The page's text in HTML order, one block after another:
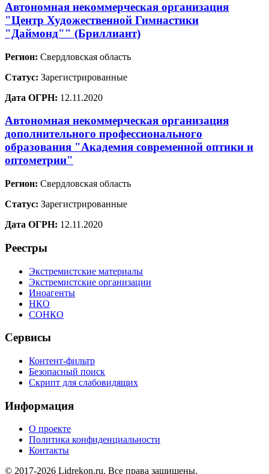
Автономная некоммерческая организация
"Центр Художественной Гимнастики
"Даймонд"" (Бриллиант)
Регион: Свердловская область
Статус: Зарегистрированные
Дата ОГРН: 12.11.2020
Автономная некоммерческая организация
дополнительного профессионального
образования "Академия современной оптики и
оптометрии"
Регион: Свердловская область
Статус: Зарегистрированные
Дата ОГРН: 12.11.2020
Реестры
Экстремистские материалы
Экстремистские организации
Иноагенты
НКО
СОНКО
Сервисы
Контент-фильтр
Безопасный поиск
Скрипт для слабовидящих
Информация
О проекте
Политика конфиденциальности
Контакты
© 2017-2026 Lidrekon.ru. Все права защищены.